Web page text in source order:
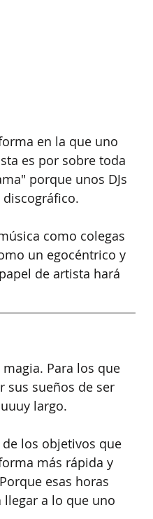
en la que uno
es por sobre toda
porque unos DJs
como colegas
un egocéntrico y
de artista hará
Para los que
sus sueños de ser
largo.
de los objetivos que
más rápida y
esas horas
a lo que uno